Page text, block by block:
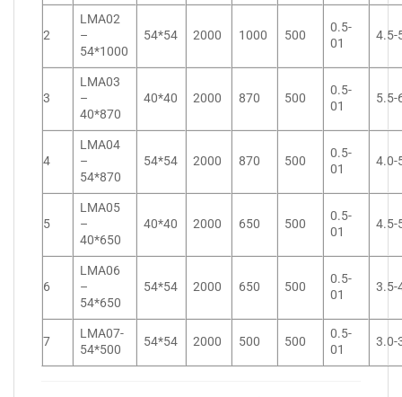
2
LMA02
–
54*1000
54*54 2000 1000 500
0.5-
01
4.5-
3
LMA03
–
40*870
40*40 2000 870 500
0.5-
01
5.5-
4
LMA04
–
54*870
54*54 2000 870 500
0.5-
01
4.0-
5
LMA05
–
40*650
40*40 2000 650 500
0.5-
01
4.5-
6
LMA06
–
54*650
54*54 2000 650 500
0.5-
01
3.5-
7
LMA07-
54*500
54*54 2000 500 500
0.5-
01
3.0-